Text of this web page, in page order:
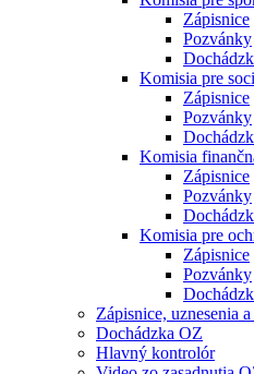
Zápisnice
Pozvánky
Komisia pre
Zápisnice
Pozvánky
Komisia
Zápisnice
Pozvánky
Komisia pre
Zápisnice
Pozvánky
Zápisnice, uznesenia
Dochádzka OZ
Hlavný kontrolór